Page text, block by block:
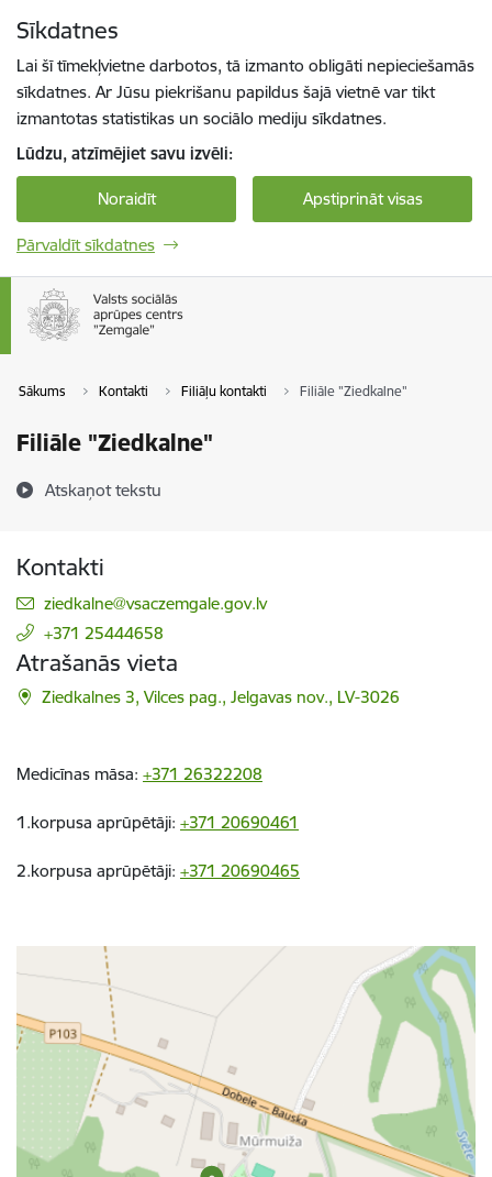
Sīkdatnes
Lai šī tīmekļvietne darbotos, tā izmanto obligāti nepieciešamās
sīkdatnes. Ar Jūsu piekrišanu papildus šajā vietnē var tikt
izmantotas statistikas un sociālo mediju sīkdatnes.
Lūdzu, atzīmējiet savu izvēli:
Noraidīt Apstiprināt visas
Pārvaldīt sīkdatnes
Sākums Kontakti Filiāļu kontakti Filiāle "Ziedkalne"
Filiāle "Ziedkalne"
Atskaņot tekstu
Kontakti
E-pasts:
ziedkalne@vsaczemgale.gov.lv
+371 25444658
Atrašanās vieta
Ziedkalnes 3, Vilces pag., Jelgavas nov., LV-3026
Medicīnas māsa: +371 26322208
1.korpusa aprūpētāji: +371 20690461
2.korpusa aprūpētāji: +371 20690465